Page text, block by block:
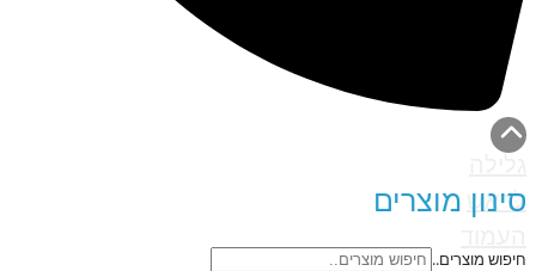
לראש
סינון מוצרים
חיפוש מוצרים..